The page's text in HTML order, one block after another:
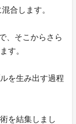
合します。
、そこからさら
す。
を生み出す過程
を結集しまし